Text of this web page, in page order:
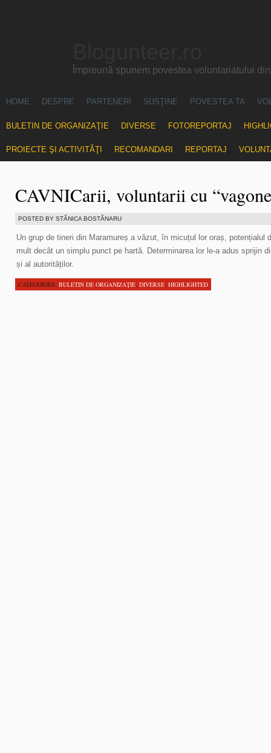
Împreună spunem povestea voluntariatului
HOME DESPRE PARTENERI SUSŢINE POVESTEA TA
BULETIN DE ORGANIZAŢIE DIVERSE FOTOREPORTAJ
PROIECTE ŞI ACTIVITĂŢI RECOMANDARI REPORTAJ
CAVNICarii, voluntarii cu
POSTED BY STĂNICA BOSTĂNARU
Un grup de tineri din Maramureș a văzut, în micuțul lor oraș, potențialul
mult decât un simplu punct pe hartă. Determinarea lor le-a adus sprijin
și al autorităților.
CATEGORIES: BULETIN DE ORGANIZAŢIE, DIVERSE, HIGHLIGHTED